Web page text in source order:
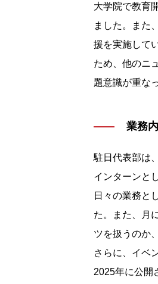
大学院で教育
ました。また
援を実施して
ため、他のニ
題意識が重な
業務
駐日代表部は
インターンと
日々の業務と
た。また、月
ツを扱うのか
さらに、イベ
2025年に公開